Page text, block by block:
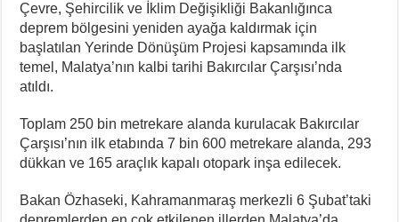
Çevre, Şehircilik ve İklim Değişikliği Bakanlığınca
deprem bölgesini yeniden ayağa kaldırmak için
başlatılan Yerinde Dönüşüm Projesi kapsamında ilk
temel, Malatya’nın kalbi tarihi Bakırcılar Çarşısı’nda
atıldı.
Toplam 250 bin metrekare alanda kurulacak Bakırcılar
Çarşısı’nın ilk etabında 7 bin 600 metrekare alanda, 293
dükkan ve 165 araçlık kapalı otopark inşa edilecek.
Bakan Özhaseki, Kahramanmaraş merkezli 6 Şubat’taki